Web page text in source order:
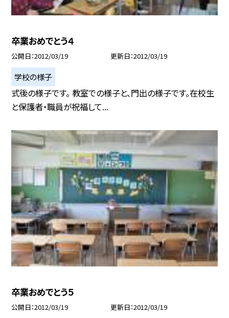
卒業おめでとう４
公開日 2012/03/19 更新日 2012/03/19
学校の様子
式後の様子です。 教室での様子と、門出の様子です。在校生
と保護者・職員が祝福して...
卒業おめでとう５
公開日 2012/03/19 更新日 2012/03/19